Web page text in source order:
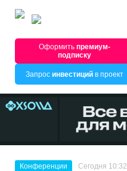
Оформитьпремиум-
подписку
Запрос инвестицийв проект
Конференции Сегодня 10:32